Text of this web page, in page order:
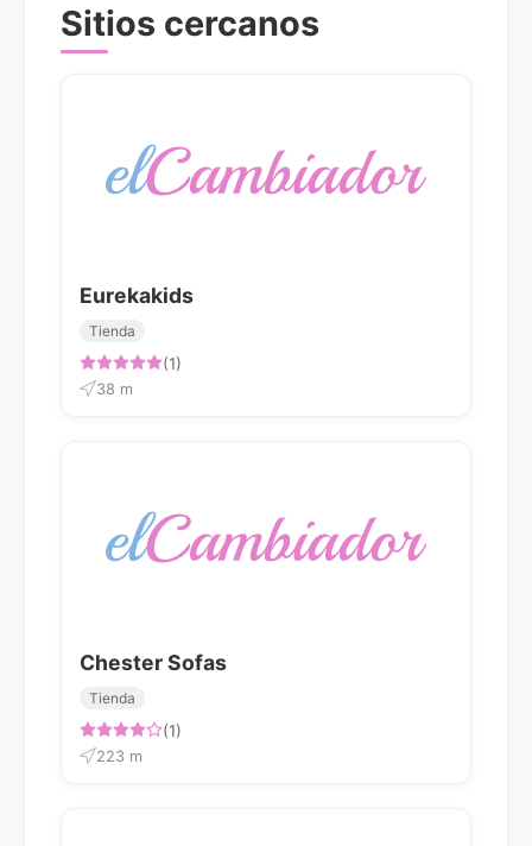
Sitios cercanos
Eurekakids
Tienda
(1)
38 m
Chester Sofas
Tienda
(1)
223 m